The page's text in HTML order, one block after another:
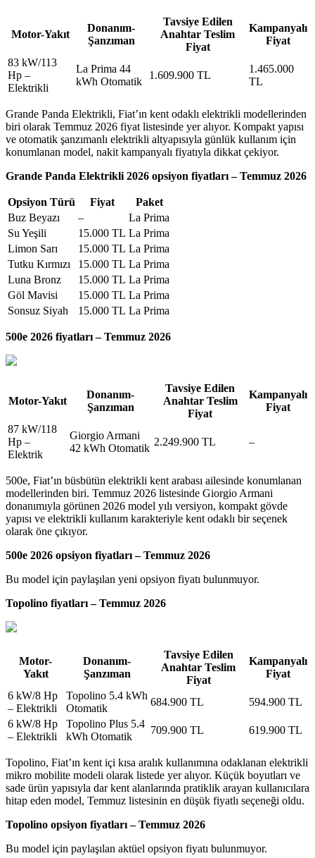
Motor-Yakıt
Donanım-
Şanzıman
Tavsiye Edilen
Anahtar Teslim
Fiyat
Kampanyalı
Fiyat
83 kW/113
Hp –
Elektrikli
La Prima 44
kWh Otomatik
1.609.900 TL
1.465.000
TL
Grande Panda Elektrikli, Fiat’ın kent odaklı elektrikli modellerinden
biri olarak Temmuz 2026 fiyat listesinde yer alıyor. Kompakt yapısı
ve otomatik şanzımanlı elektrikli altyapısıyla günlük kullanım için
konumlanan model, nakit kampanyalı fiyatıyla dikkat çekiyor.
Grande Panda Elektrikli 2026 opsiyon fiyatları – Temmuz 2026
Opsiyon Türü Fiyat
Paket
Buz Beyazı
–
La Prima
Su Yeşili
15.000 TL La Prima
Limon Sarı
15.000 TL La Prima
Tutku Kırmızı
15.000 TL La Prima
Luna Bronz
15.000 TL La Prima
Göl Mavisi
15.000 TL La Prima
Sonsuz Siyah
15.000 TL La Prima
500e 2026 fiyatları – Temmuz 2026
Motor-Yakıt
Donanım-
Şanzıman
Tavsiye Edilen
Anahtar Teslim
Fiyat
Kampanyalı
Fiyat
87 kW/118
Hp –
Elektrik
Giorgio Armani
42 kWh Otomatik
2.249.900 TL –
500e, Fiat’ın büsbütün elektrikli kent arabası ailesinde konumlanan
modellerinden biri. Temmuz 2026 listesinde Giorgio Armani
donanımıyla görünen 2026 model yılı versiyon, kompakt gövde
yapısı ve elektrikli kullanım karakteriyle kent odaklı bir seçenek
olarak öne çıkıyor.
500e 2026 opsiyon fiyatları – Temmuz 2026
Bu model için paylaşılan yeni opsiyon fiyatı bulunmuyor.
Topolino fiyatları – Temmuz 2026
Motor-
Yakıt
Donanım-
Şanzıman
Tavsiye Edilen
Anahtar Teslim
Fiyat
Kampanyalı
Fiyat
6 kW/8 Hp
– Elektrikli
Topolino 5.4 kWh
Otomatik
684.900 TL
594.900 TL
6 kW/8 Hp
– Elektrikli
Topolino Plus 5.4
kWh Otomatik
709.900 TL 619.900 TL
Topolino, Fiat’ın kent içi kısa aralık kullanımına odaklanan elektrikli
mikro mobilite modeli olarak listede yer alıyor. Küçük boyutları ve
sade ürün yapısıyla dar kent alanlarında pratiklik arayan kullanıcılara
hitap eden model, Temmuz listesinin en düşük fiyatlı seçeneği oldu.
Topolino opsiyon fiyatları – Temmuz 2026
Bu model için paylaşılan aktüel opsiyon fiyatı bulunmuyor.